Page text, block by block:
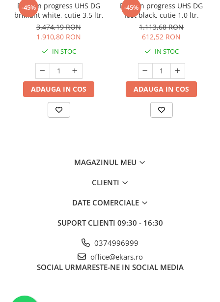
-45%
Deltron progress UHS DG
brilliant white, cutie 3,5 ltr.
3.474,19 RON
1.910,80 RON
IN STOC
ADAUGA IN COS
-45%
Deltron progress UHS DG
fast black, cutie 1,0 ltr.
1.113,68 RON
612,52 RON
IN STOC
ADAUGA IN COS
MAGAZINUL MEU
CLIENTI
DATE COMERCIALE
SUPORT CLIENTI 09:30 - 16:30
0374996999
office@ekars.ro
SOCIAL URMARESTE-NE IN SOCIAL MEDIA